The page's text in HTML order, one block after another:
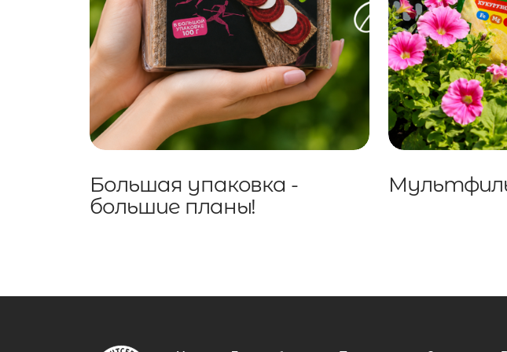
Большая упаковка -
большие планы!